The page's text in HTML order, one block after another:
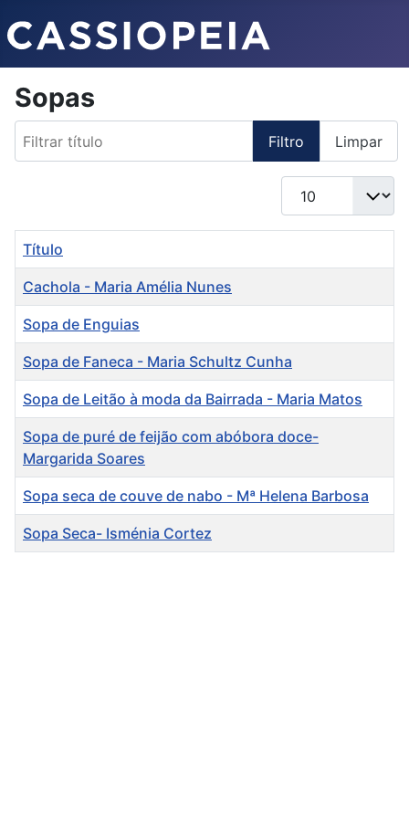
Sopas
Filtrar título
Filtro Limpar
Qtd. a exibir
Título
Cachola - Maria Amélia Nunes
Sopa de Enguias
Sopa de Faneca - Maria Schultz Cunha
Sopa de Leitão à moda da Bairrada - Maria Matos
Sopa de puré de feijão com abóbora doce-
Margarida Soares
Sopa seca de couve de nabo - Mª Helena Barbosa
Sopa Seca- Isménia Cortez